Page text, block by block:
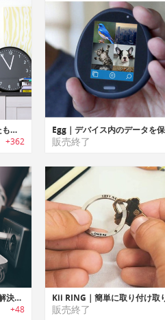
Joto｜スマホでリクエストしたものをペンで描画するスケッチディスプレイ「ジョト」
+362 販売終了
LINK｜デバイスの容量問題を解決するポケットサイズのポータブルストレージ「リンク」
+48 販売終了